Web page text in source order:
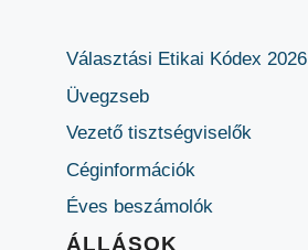
Választási Etikai Kódex 2026
Üvegzseb
Vezető tisztségviselők
Céginformációk
Éves beszámolók
ÁLLÁSOK